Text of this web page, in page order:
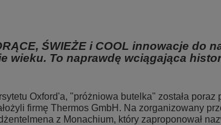
ŚWIEŻE i COOL innowacje do
wieku. To naprawdę wciągająca
Oxford'a, "próżniowa butelka" została
firmę Thermos GmbH. Na zorganizowany
z Monachium, który zaproponował